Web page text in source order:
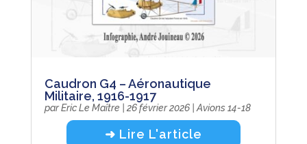
Caudron G4 – Aéronautique
Militaire, 1916-1917
parEric Le Maître 26 février 2026| Avions 14-18
➜ Lire L'article